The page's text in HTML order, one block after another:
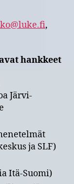
,
hankkeet
Järvi-
ja SLF)
Itä-Suomi)